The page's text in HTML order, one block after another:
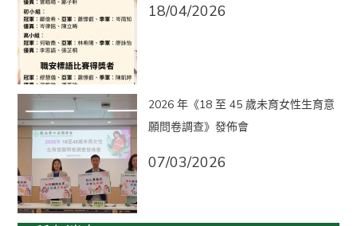
18/04/2026
2026 年《18 至 45 歲未育女性生育意
願問卷調查》發佈會
07/03/2026